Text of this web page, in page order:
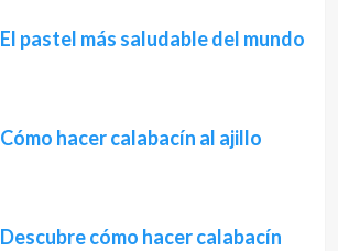
El pastel más saludable del mundo
Cómo hacer calabacín al ajillo
Descubre cómo hacer calabacín